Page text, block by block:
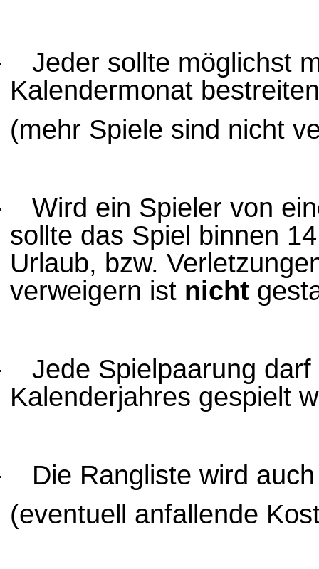
Jeder sollte möglichst
Kalendermonat bestreiten
(mehr Spiele sind nicht
Wird ein Spieler von
sollte das Spiel binnen
Urlaub, bzw.
verweigern ist nicht
Jede Spielpaarung
Kalenderjahres gespielt
Die Rangliste wird
(eventuell anfallende